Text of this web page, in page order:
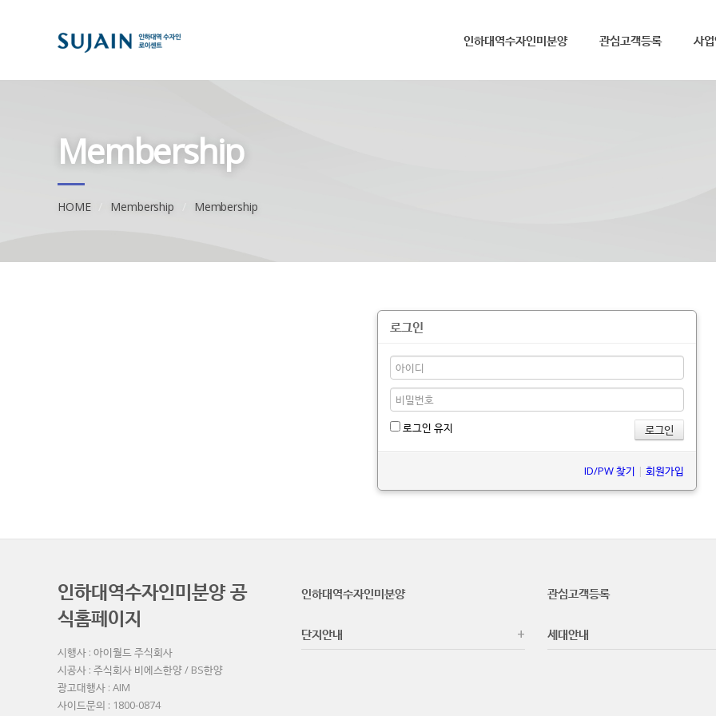
인하대역수자인미분양 관심고객등록 사
Membership
HOME Membership Membership
로그인
로그인 유지
ID/PW 찾기 | 회원가입
인하대역수자인미분양 공
식홈페이지
시행사 : 아이월드 주식회사
시공사 : 주식회사 비에스한양 / BS한양
광고대행사 : AIM
사이드문의 : 1800-0874
인하대역수자인미분양 관심고객등록
단지안내 세대안내